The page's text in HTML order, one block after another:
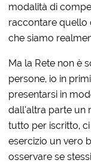
modalità di
raccontare quello
che siamo
Ma la Rete non è
persone, io in
presentarsi in
dall’altra parte
tutto per iscritto,
esercizio un vero
osservare se